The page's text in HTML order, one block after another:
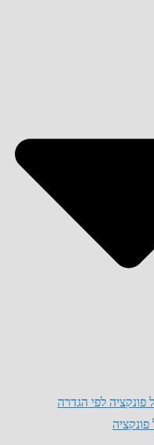
פונקציה לפי הגדרה
פונקציה